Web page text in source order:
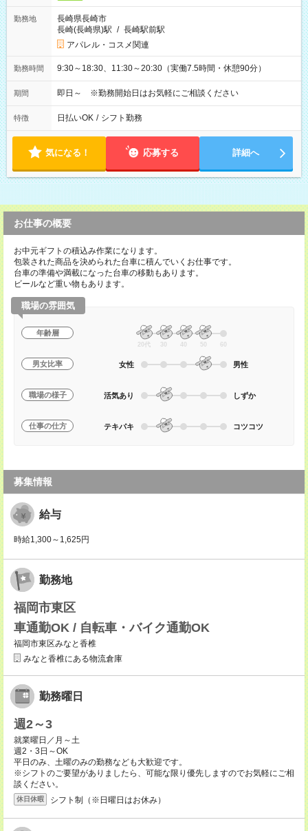
勤務地
長崎県長崎市
長崎(長崎県)駅 / 長崎駅前駅
アパレル・コスメ関連
勤務時間 9:30～18:30、11:30～20:30（実働7.5時間・休憩90分）
期間 即日～ ※勤務開始日はお気軽にご相談ください
特徴 日払いOK / シフト勤務
気になる！ 応募する 詳細へ
お仕事の概要
お中元ギフトの積込み作業になります。
包装された商品を決められた台車に積んでいくお仕事です。
台車の準備や満載になった台車の移動もあります。
ビールなど重い物もあります。
職場の雰囲気
年齢層
20代 30 40 50 60
男女比率 女性 男性
職場の様子 活気あり しずか
仕事の仕方 テキパキ コツコツ
募集情報
給与
時給1,300～1,625円
勤務地
福岡市東区
車通勤OK / 自転車・バイク通勤OK
福岡市東区みなと香椎
みなと香椎にある物流倉庫
勤務曜日
週2～3
就業曜日／月～土
週2・3日～OK
平日のみ、土曜のみの勤務なども大歓迎です。
※シフトのご要望がありましたら、可能な限り優先しますのでお気軽にご相
談ください。
休日休暇 シフト制（※日曜日はお休み）